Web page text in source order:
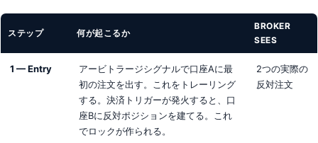
ステップ 何が起こるか
BROKER
SEES
1 — Entry
アービトラージシグナルで口座Aに最
初の注文を出す。これをトレーリング
する。決済トリガーが発火すると、口
座Bに反対ポジションを建てる。これ
でロックが作られる。
2つの実際の
反対注文